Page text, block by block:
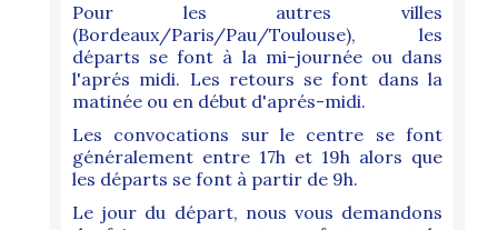
Pour les autres villes
(Bordeaux/Paris/Pau/Toulouse), les
départs se font à la mi-journée ou dans
l'aprés midi. Les retours se font dans la
matinée ou en début d'aprés-midi.
Les convocations sur le centre se font
généralement entre 17h et 19h alors que
les départs se font à partir de 9h.
Le jour du départ, nous vous demandons